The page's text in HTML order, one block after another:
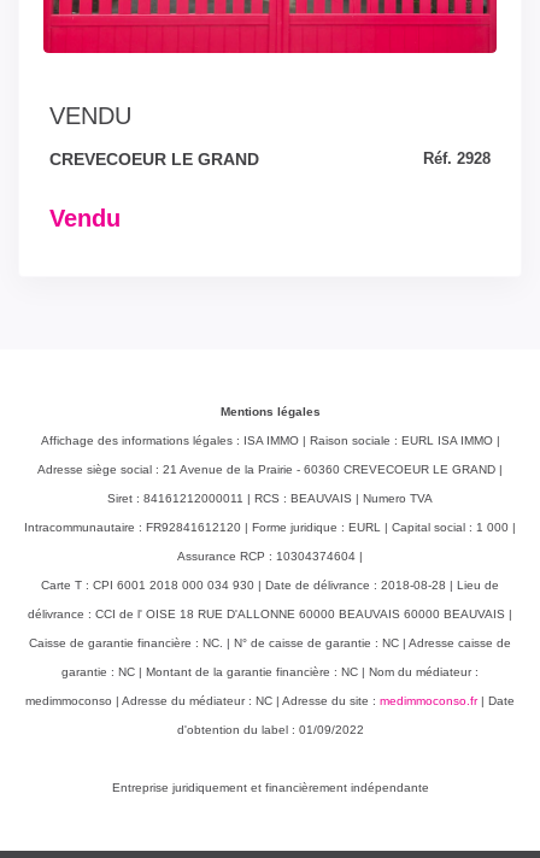
VENDU
CREVECOEUR LE GRAND Réf. 2928
Vendu
Mentions légales
Affichage des informations légales : ISA IMMO | Raison sociale : EURL ISA IMMO |
Adresse siège social : 21 Avenue de la Prairie - 60360 CREVECOEUR LE GRAND |
Siret : 84161212000011 | RCS : BEAUVAIS | Numero TVA
Intracommunautaire : FR92841612120 | Forme juridique : EURL | Capital social : 1 000 |
Assurance RCP : 10304374604 |
Carte T : CPI 6001 2018 000 034 930 | Date de délivrance : 2018-08-28 | Lieu de
délivrance : CCI de l' OISE 18 RUE D'ALLONNE 60000 BEAUVAIS 60000 BEAUVAIS |
Caisse de garantie financière : NC. | N° de caisse de garantie : NC | Adresse caisse de
garantie : NC | Montant de la garantie financière : NC | Nom du médiateur :
medimmoconso | Adresse du médiateur : NC | Adresse du site : medimmoconso.fr| Date
d'obtention du label : 01/09/2022
Entreprise juridiquement et financièrement indépendante